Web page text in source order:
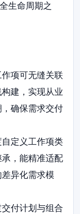
生命周期之
项可无缝关联
建，实现从业
确保需求交付
自定义工作项类
，能精准适配
异化需求模
交付计划与组合